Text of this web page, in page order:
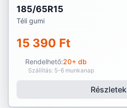
185/65R15
Téli gumi
15 390 Ft
Rendelhető:20+ db
Szállítás: 5-6 munkanap
Részletek